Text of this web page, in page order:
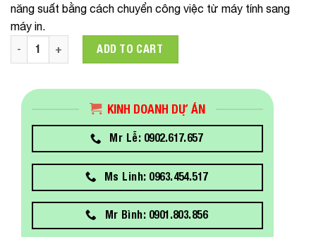
năng suất bằng cách chuyển công việc từ máy tính sang
máy in.
C12C848031 HARD DISK UNIT quantity
ADD TO CART
KINH DOANH DỰ ÁN
Mr Lễ: 0902.617.657
Ms Linh: 0963.454.517
Mr Bình: 0901.803.856